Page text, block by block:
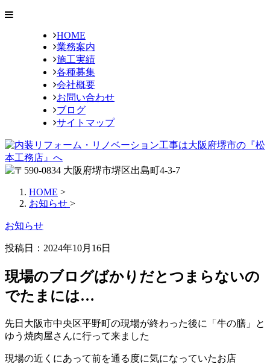
HOME
業務案内
施工実績
各種募集
会社概要
お問い合わせ
ブログ
サイトマップ
HOME >
お知らせ >
お知らせ
投稿日：2024年10月16日
現場のブログばかりだとつまらないの
でたまには…
先日大阪市中央区平野町の現場が終わった後に「牛の膳」と
ゆう焼肉屋さんに行って来ました
現場の近くにあって前を通る度に気になっていたお店